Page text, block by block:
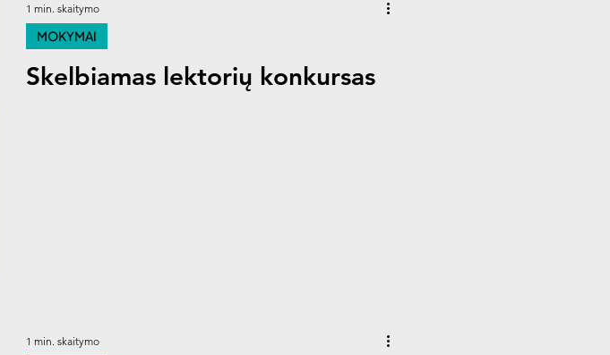
Skelbiamas lektorių konkursas
MOKYMAI
1 min. skaitymo
1 min. skaitymo